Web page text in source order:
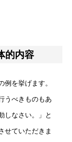
的内容
例を挙げます。
うべきものもあ
しなさい。」と
せていただきま